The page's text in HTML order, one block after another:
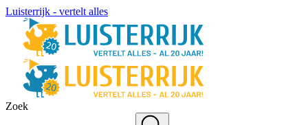
Luisterrijk - vertelt alles
Zoek